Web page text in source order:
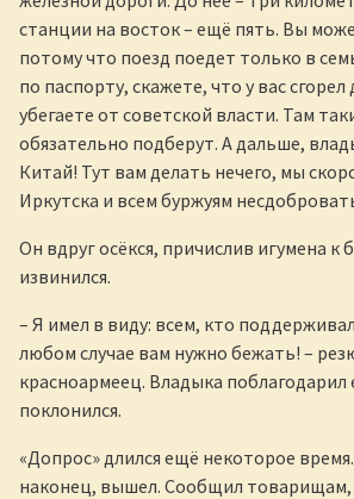
станции на восток – ещё пять. Вы
потому что поезд поедет только в
по паспорту, скажете, что у вас
убегаете от советской власти. Там
обязательно подберут. А дальше,
Китай! Тут вам делать нечего, мы
Иркутска и всем буржуям
Он вдруг осёкся, причислив игумена к
извинился.
– Я имел в виду: всем, кто
любом случае вам нужно бежать! –
красноармеец. Владыка поблагодарил
поклонился.
«Допрос» длился ещё некоторое
наконец, вышел. Сообщил товарищам,